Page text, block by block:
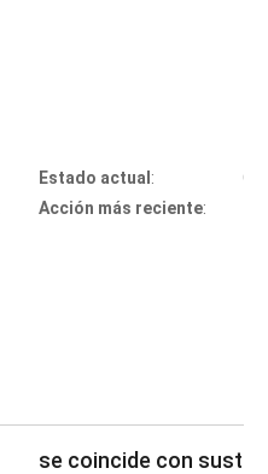
Estado actual :
Acción más reciente:
se coincide con